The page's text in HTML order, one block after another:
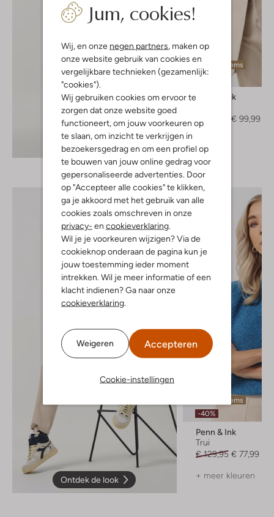
Jum, cookies!
Wij, en onze negen partners , maken op
onze website gebruik van cookies en
vergelijkbare technieken (gezamenlijk:
"cookies").
Wij gebruiken cookies om ervoor te
zorgen dat onze website goed
functioneert, om jouw voorkeuren op
te slaan, om inzicht te verkrijgen in
bezoekersgedrag en om een profiel op
te bouwen van jouw online gedrag voor
gepersonaliseerde advertenties. Door
op "Accepteer alle cookies" te klikken,
ga je akkoord met het gebruik van alle
cookies zoals omschreven in onze
privacy- en cookieverklaring
Wil je je voorkeuren wijzigen? Via de
cookieknop onderaan de pagina kun je
jouw toestemming ieder moment
intrekken. Wil je meer informatie of een
klacht indienen? Ga naar onze
cookieverklaring
Weigeren Accepteren
Cookie-instellingen
Ontdek de look
Laatste items
-50%
Penn & Ink
€ 99,99
Ontdek de look
Laatste items
-40%
Penn & Ink
Trui
€ 129,95 € 77,99
+ meer kleuren